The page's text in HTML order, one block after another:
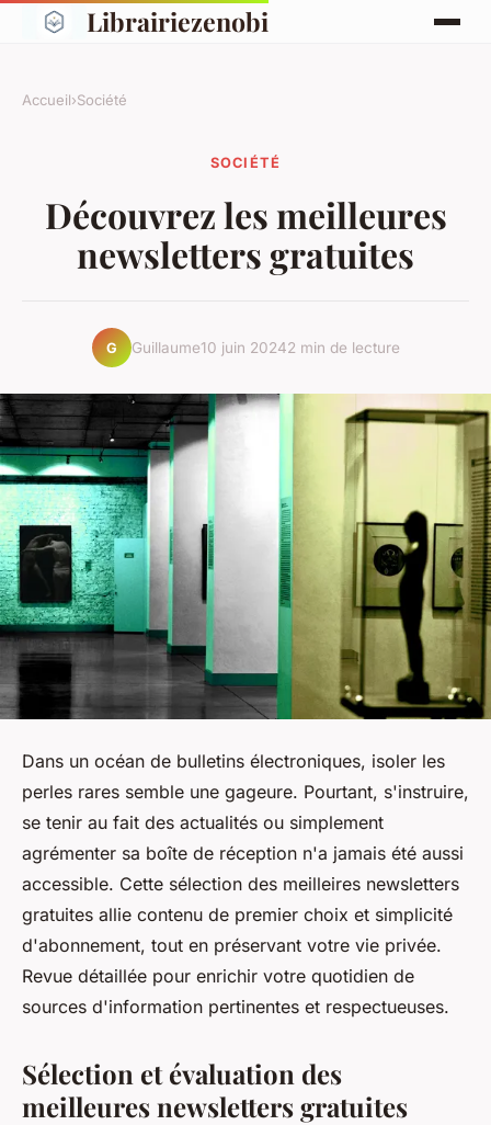
Librairiezenobi
Accueil›Société
SOCIÉTÉ
Découvrez les meilleures
newsletters gratuites
G Guillaume10 juin 20242 min de lecture
Dans un océan de bulletins électroniques, isoler les
perles rares semble une gageure. Pourtant, s'instruire,
se tenir au fait des actualités ou simplement
agrémenter sa boîte de réception n'a jamais été aussi
accessible. Cette sélection des meilleires newsletters
gratuites allie contenu de premier choix et simplicité
d'abonnement, tout en préservant votre vie privée.
Revue détaillée pour enrichir votre quotidien de
sources d'information pertinentes et respectueuses.
Sélection et évaluation des
meilleures newsletters gratuites